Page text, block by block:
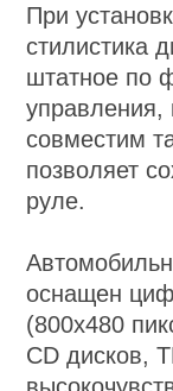
При
стилистика
штатное по
управления,
совместим
позволяет
руле.
оснащен
(800х480
CD дисков,